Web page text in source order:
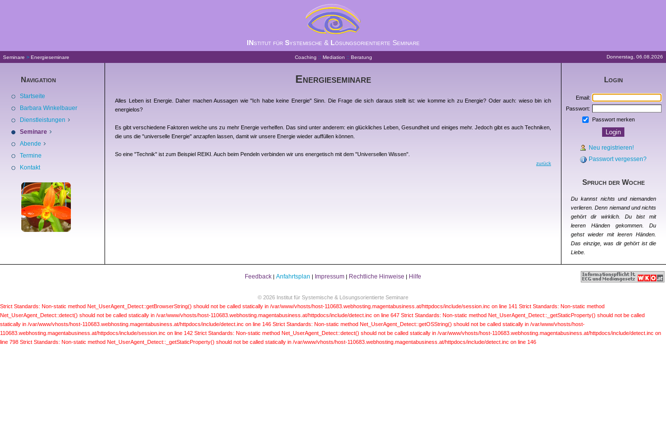
INstitut für Systemische & Lösungsorientierte Seminare
Seminare > Energieseminare Coaching :: Mediation :: Beratung Donnerstag, 06.08.2026
Navigation
Startseite
Barbara Winkelbauer
Dienstleistungen
Seminare
Abende
Termine
Kontakt
Energieseminare
Alles Leben ist Energie. Daher machen Aussagen wie "Ich habe keine Energie" Sinn. Die Frage die sich daraus stellt ist: wie komme ich zu Energie? Oder auch: wieso bin ich
energielos?
Es gibt verschiedene Faktoren welche uns zu mehr Energie verhelfen. Das sind unter anderem: ein glückliches Leben, Gesundheit und einiges mehr. Jedoch gibt es auch Techniken,
die uns die "universelle Energie" anzapfen lassen, damit wir unsere Energie wieder auffüllen können.
So eine "Technik" ist zum Beispiel REIKI. Auch beim Pendeln verbinden wir uns energetisch mit dem "Universellen Wissen".
zurück
Login
Email:
Passwort:
Passwort merken
Neu registrieren!
Passwort vergessen?
Spruch der Woche
Du kannst nichts und niemanden
verlieren. Denn niemand und nichts
gehört dir wirklich. Du bist mit
leeren Händen gekommen. Du
gehst wieder mit leeren Händen.
Das einzige, was dir gehört ist die
Liebe.
Feedback | Anfahrtsplan | Impressum | Rechtliche Hinweise | Hilfe
© 2026 Institut für Systemische & Lösungsorientierte Seminare
Strict Standards: Non-static method Net_UserAgent_Detect::getBrowserString() should not be called statically in /var/www/vhosts/host-110683.webhosting.magentabusiness.at/httpdocs/include/session.inc on line 141 Strict Standards: Non-static method
Net_UserAgent_Detect::detect() should not be called statically in /var/www/vhosts/host-110683.webhosting.magentabusiness.at/httpdocs/include/detect.inc on line 647 Strict Standards: Non-static method Net_UserAgent_Detect::_getStaticProperty() should not be called
statically in /var/www/vhosts/host-110683.webhosting.magentabusiness.at/httpdocs/include/detect.inc on line 146 Strict Standards: Non-static method Net_UserAgent_Detect::getOSString() should not be called statically in /var/www/vhosts/host-
110683.webhosting.magentabusiness.at/httpdocs/include/session.inc on line 142 Strict Standards: Non-static method Net_UserAgent_Detect::detect() should not be called statically in /var/www/vhosts/host-110683.webhosting.magentabusiness.at/httpdocs/include/detect.inc on
line 798 Strict Standards: Non-static method Net_UserAgent_Detect::_getStaticProperty() should not be called statically in /var/www/vhosts/host-110683.webhosting.magentabusiness.at/httpdocs/include/detect.inc on line 146